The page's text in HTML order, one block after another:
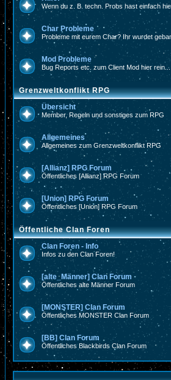
Wenn du z. B. techn. Probs hast einfach
Char Probleme
Probleme mit eurem Char? Ihr wurdet
Mod Probleme
Bug Reports etc. zum Client Mod hier rein...
Grenzweltkonflikt RPG
Übersicht
Member, Regeln und sonstiges zum RPG
Allgemeines
Allgemeines zum Grenzweltkonflikt RPG
[Allianz] RPG Forum
Öffentliches [Allianz] RPG Forum
[Union] RPG Forum
Öffentliches [Union] RPG Forum
Öffentliche Clan Foren
Clan Foren - Info
Infos zu den Clan Foren!
[alte_Männer] Clan Forum
Öffentliches alte Männer Forum
[MONSTER] Clan Forum
Öffentliches MONSTER Clan Forum
[BB] Clan Forum
Öffentliches Blackbirds Clan Forum